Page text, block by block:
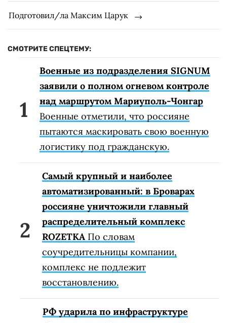
Подготовил/ла Максим Царук
СМОТРИТЕ СПЕЦТЕМУ:
Военные из подразделения SIGNUM
заявили о полном огневом контроле
над маршрутом Мариуполь-Чонгар
Военные отметили, что россияне
пытаются маскировать свою военную
логистику под гражданскую.
Самый крупный и наиболее
автоматизированный: в Броварах
россияне уничтожили главный
распределительный комплекс
ROZETKA По словам
соучредительницы компании,
комплекс не подлежит
восстановлению.
РФ ударила по инфраструктуре